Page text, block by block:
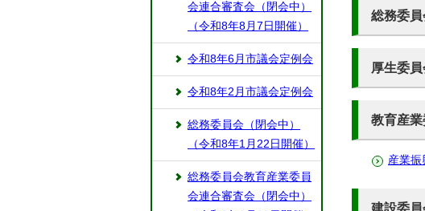
総務委
厚生委
教育産
産業振
建設委
会連合審査会（閉会中）
（令和8年8月7日開催）
令和8年6月市議会定例会
令和8年2月市議会定例会
総務委員会（閉会中）
（令和8年1月22日開催）
総務委員会教育産業委員
会連合審査会（閉会中）